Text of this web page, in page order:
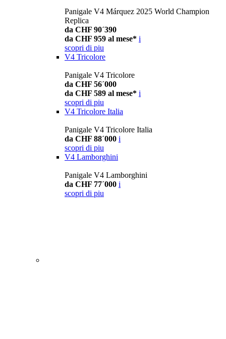
Panigale V4 Márquez 2025 World Champion
Replica
da CHF 90´390
da CHF 959 al mese* i
scopri di piu
V4 Tricolore
Panigale V4 Tricolore
da CHF 56´000
da CHF 589 al mese* i
scopri di piu
V4 Tricolore Italia
Panigale V4 Tricolore Italia
da CHF 88´000 i
scopri di piu
V4 Lamborghini
Panigale V4 Lamborghini
da CHF 77´000 i
scopri di piu